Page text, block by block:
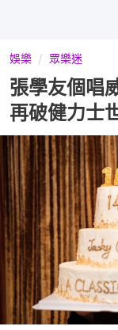
娛樂 眾樂迷
張學友個唱
再破健力士